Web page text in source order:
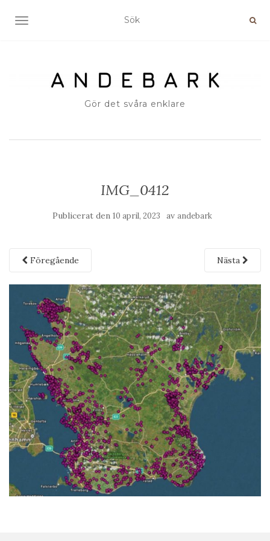
SLÅ PÅ/AV NAVIGERING
Gör det svåra enklare
IMG_0412
Publicerat den 10 april, 2023 av andebark
Föregående Nästa